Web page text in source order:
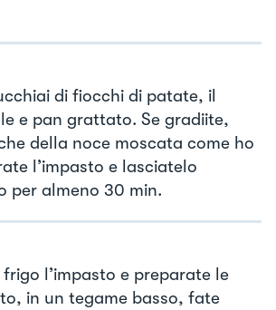
di fiocchi di patate, il
e pan grattato. Se gradiite,
della noce moscata come ho
l’impasto e lasciatelo
per almeno 30 min.
l’impasto e preparate le
in un tegame basso, fate